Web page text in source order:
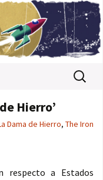
Buscar:
Hierro’
Dama de Hierro, The Iron
respecto a Estados